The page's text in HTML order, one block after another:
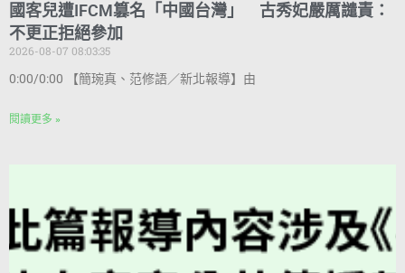
國客兒遭IFCM篡名「中國台灣」 古秀妃嚴厲譴責：
不更正拒絕參加
2026-08-07 08:03:35
0:00/0:00 【簡琬真、范修語／新北報導】由
閱讀更多 »